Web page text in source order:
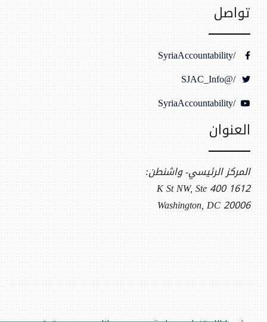
تواصل
/SyriaAccountability
/@SJAC_Info
/SyriaAccountability
العنوان
المركز الرئيسي- واشنطن:
1612 K St NW, Ste 400
Washington, DC 20006